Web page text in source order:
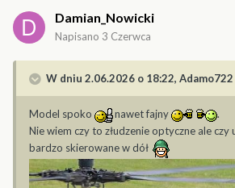
Damian_Nowicki
Napisano 3 Czerwca
W dniu 2.06.2026 o 18:22, Adamo722
Model spoko nawet fajny
.
Nie wiem czy to złudzenie optyczne ale czy
bardzo skierowane w dół